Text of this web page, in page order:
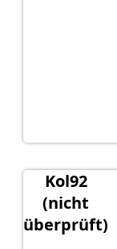
Kol92
(nicht
überprüft)